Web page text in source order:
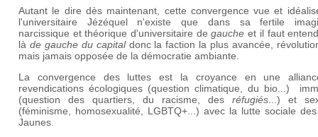
Autant le dire dès maintenant, cette convergence vue et
l'universitaire Jézéquel n'existe que dans sa fertile
narcissique et théorique d'universitaire degauche et il faut
là de gauche du capitaldonc la faction la plus avancée,
mais jamais opposée de la démocratie ambiante.
La convergence des luttes est la croyance en une
revendications écologiques (question climatique, du bio...)
(question des quartiers, du racisme, des réfugiés ...) et
(féminisme, homosexualité, LGBTQ+...) avec la lutte sociale
Jaunes.